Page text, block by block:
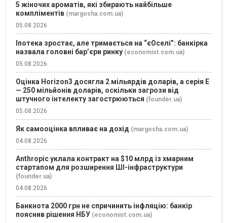
5 жіночих ароматів, які збирають найбільше
компліментів (margosha.com.ua)
05.08.2026
Іпотека зростає, але тримається на “єОселі”: банкірка
назвала головні бар’єри ринку (economist.com.ua)
05.08.2026
Оцінка Horizon3 досягла 2 мільярдів доларів, а серія E
— 250 мільйонів доларів, оскільки загрози від
штучного інтелекту загострюються (founder.ua)
05.08.2026
Як самооцінка впливає на дохід (margosha.com.ua)
04.08.2026
Anthropic уклала контракт на $10 млрд із хмарним
стартапом для розширення ШІ-інфраструктури
(founder.ua)
04.08.2026
Банкнота 2000 грн не спричинить інфляцію: банкір
пояснив рішення НБУ (economist.com.ua)